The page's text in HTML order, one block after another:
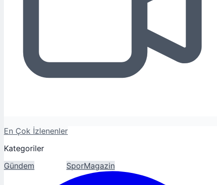
En Çok İzlenenler
Kategoriler
Gündem
SporMagazin